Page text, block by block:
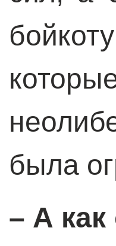
была
– А